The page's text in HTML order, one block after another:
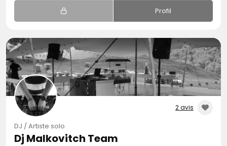
Profil
2 avis
DJ / Artiste solo
Dj Malkovitch Team